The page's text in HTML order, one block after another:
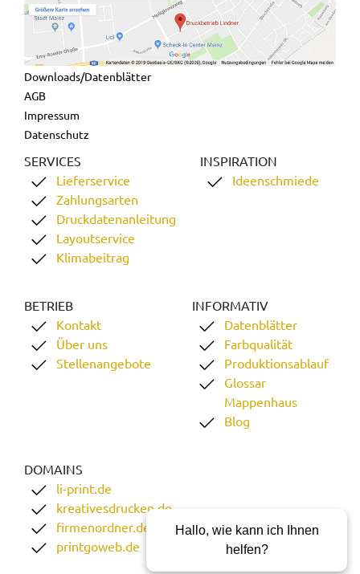
Downloads/Datenblätter
AGB
Impressum
Datenschutz
SERVICES
Lieferservice
Zahlungsarten
Druckdatenanleitung
Layoutservice
Klimabeitrag
INSPIRATION
Ideenschmiede
BETRIEB
Kontakt
Über uns
Stellenangebote
INFORMATIV
Datenblätter
Farbqualität
Produktionsablauf
Glossar
Mappenhaus
Blog
DOMAINS
li-print.de
kreativesdrucken.de
firmenordner.de
printgoweb.de
Hallo, wie kann ich Ihnen
helfen?